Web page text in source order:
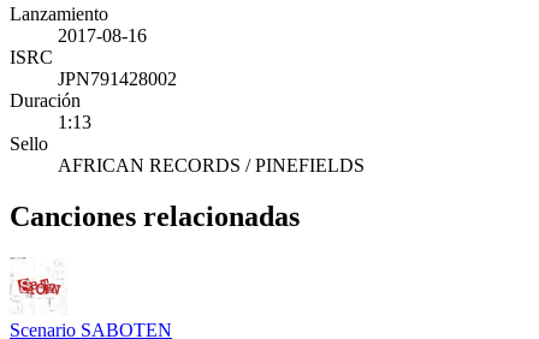
Lanzamiento
2017-08-16
ISRC
JPN791428002
Duración
1:13
Sello
AFRICAN RECORDS / PINEFIELDS
Canciones relacionadas
Scenario SABOTEN